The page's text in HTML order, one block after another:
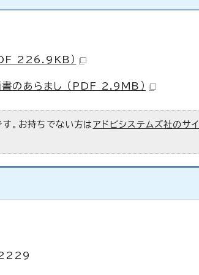
226.9KB）
のあらまし （PDF 2.9MB）
。お持ちでない方は アドビシステムズ社のサイ
2229